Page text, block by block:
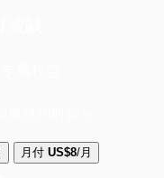
月付 US$8/月